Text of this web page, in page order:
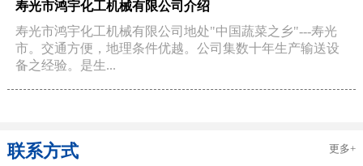
寿光市鸿宇化工机械有限公司介绍
寿光市鸿宇化工机械有限公司地处"中国蔬菜之乡"---寿光
市。交通方便，地理条件优越。公司集数十年生产输送设
备之经验。是生...
更多+
联系方式